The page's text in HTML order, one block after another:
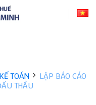
TOÁN
LẬP BÁO CÁO
THẦU